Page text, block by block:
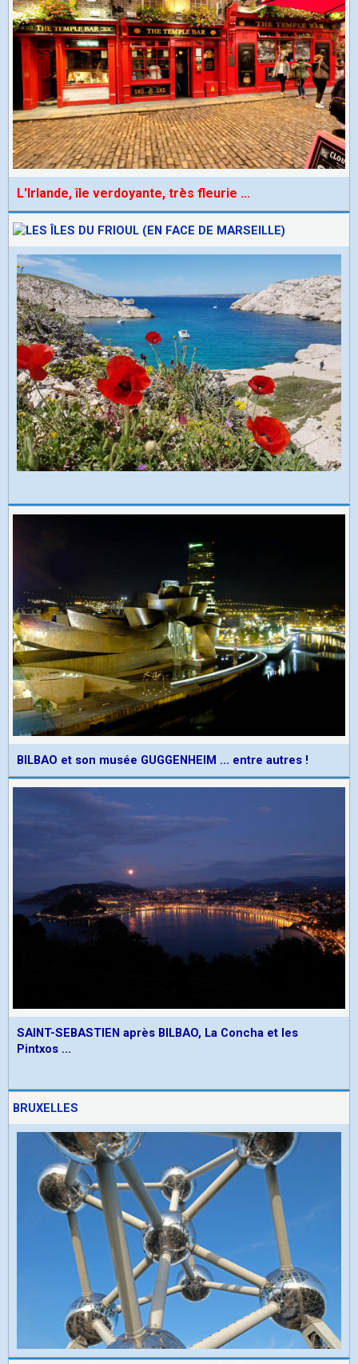
L'Irlande, île verdoyante, très fleurie ...
BILBAO et son musée GUGGENHEIM ... entre autres !
SAINT-SEBASTIEN après BILBAO, La Concha et les
Pintxos ...
BRUXELLES